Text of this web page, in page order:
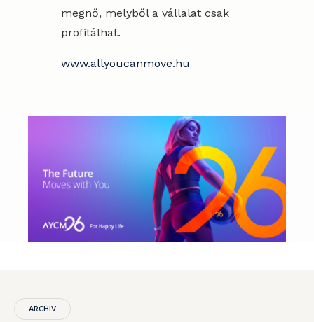
megnő, melyből a vállalat csak
profitálhat.
www.allyoucanmove.hu
ARCHIV